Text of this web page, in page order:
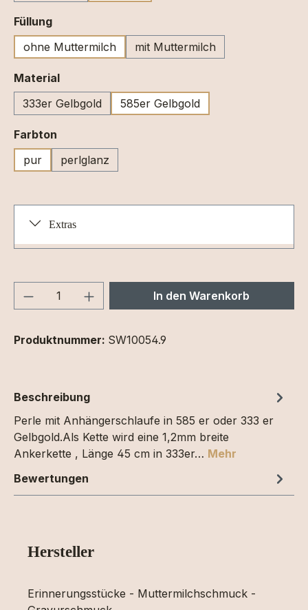
Füllungauswählen
ohne Muttermilch
mit Muttermilch
Materialauswählen
333er Gelbgold
585er Gelbgold
Farbton
pur
perlglanz
Extras
Produkt Anzahl: Gib denIn den Warenkorb
Produktnummer: SW10054.9
Beschreibung
Perle mit Anhängerschlaufe in 585 er oder 333 er
Gelbgold.Als Kette wird eine 1,2mm breite
Ankerkette , Länge 45 cm in 333er… Mehr
Bewertungen
Hersteller
Erinnerungsstücke - Muttermilchschmuck -